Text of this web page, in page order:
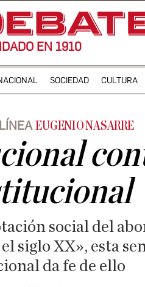
EN 1910
SOCIEDAD CULTURA
EUGENIO NASARRE
social del
siglo XX», esta
da fe de ello